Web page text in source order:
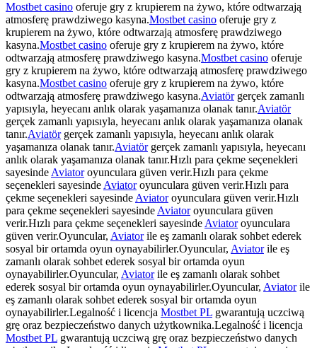
Mostbet casino oferuje gry z krupierem na żywo, które odtwarzają
atmosferę prawdziwego kasyna.Mostbet casino oferuje gry z
krupierem na żywo, które odtwarzają atmosferę prawdziwego
kasyna.Mostbet casino oferuje gry z krupierem na żywo, które
odtwarzają atmosferę prawdziwego kasyna.Mostbet casino oferuje
gry z krupierem na żywo, które odtwarzają atmosferę prawdziwego
kasyna.Mostbet casino oferuje gry z krupierem na żywo, które
odtwarzają atmosferę prawdziwego kasyna.Aviatörgerçek zamanlı
yapısıyla, heyecanı anlık olarak yaşamanıza olanak tanır.Aviatör
gerçek zamanlı yapısıyla, heyecanı anlık olarak yaşamanıza olanak
tanır.Aviatörgerçek zamanlı yapısıyla, heyecanı anlık olarak
yaşamanıza olanak tanır.Aviatörgerçek zamanlı yapısıyla, heyecanı
anlık olarak yaşamanıza olanak tanır.Hızlı para çekme seçenekleri
sayesindeAviatoroyunculara güven verir.Hızlı para çekme
seçenekleri sayesindeAviatoroyunculara güven verir.Hızlı para
çekme seçenekleri sayesindeAviatoroyunculara güven verir.Hızlı
para çekme seçenekleri sayesindeAviatoroyunculara güven
verir.Hızlı para çekme seçenekleri sayesindeAviatoroyunculara
güven verir.Oyuncular, Aviatorile eş zamanlı olarak sohbet ederek
sosyal bir ortamda oyun oynayabilirler.Oyuncular, Aviatorile eş
zamanlı olarak sohbet ederek sosyal bir ortamda oyun
oynayabilirler.Oyuncular, Aviatorile eş zamanlı olarak sohbet
ederek sosyal bir ortamda oyun oynayabilirler.Oyuncular, Aviatorile
eş zamanlı olarak sohbet ederek sosyal bir ortamda oyun
oynayabilirler.Legalność i licencja Mostbet PL gwarantują uczciwą
grę oraz bezpieczeństwo danych użytkownika.Legalność i licencja
Mostbet PL gwarantują uczciwą grę oraz bezpieczeństwo danych